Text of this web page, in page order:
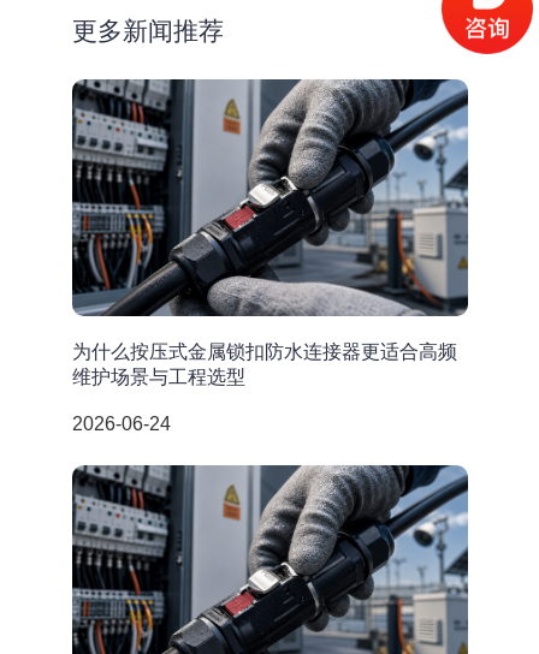
更多新闻推荐
为什么按压式金属锁扣防水连接器更适合高频
维护场景与工程选型
2026-06-24